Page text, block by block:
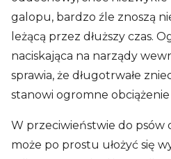
galopu, bardzo źle znoszą
leżącą przez dłuższy czas.
naciskająca na narządy
sprawia, że długotrwałe
stanowi ogromne
W przeciwieństwie do psów
może po prostu ułożyć się